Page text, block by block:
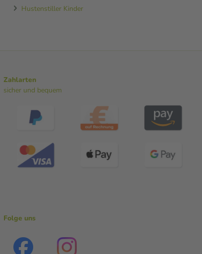
Hustenstiller Kinder
Zahlarten
sicher und bequem
Folge uns